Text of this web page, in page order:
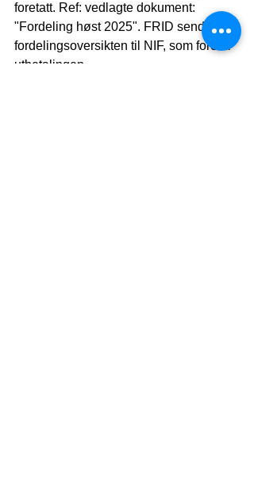
foretatt. Ref: vedlagte dokument:
"Fordeling høst 2025". FRID sender
fordelingsoversikten til NIF, som foretar
utbetalingen.